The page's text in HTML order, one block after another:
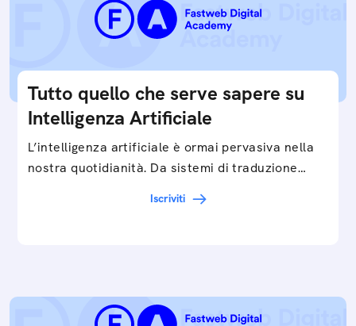
Tutto quello che serve sapere su
Intelligenza Artificiale
L’intelligenza artificiale è ormai pervasiva nella
nostra quotidianità. Da sistemi di traduzione
Iscriviti